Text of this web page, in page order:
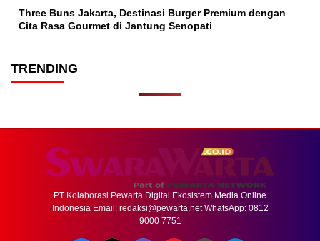
Three Buns Jakarta, Destinasi Burger Premium dengan
Cita Rasa Gourmet di Jantung Senopati
TRENDING
PT Kolaborasi Pewarta Digital Ekosistem Media Online
Indonesia Email: redaksi@pewarta.netWhatsApp: 0812
9000 7751